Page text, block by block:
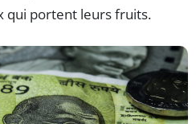
qui portent leurs fruits.